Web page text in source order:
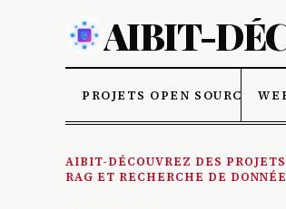
AIBIT-
PROJETS OPEN SOURCE
AIBIT-DÉCOUVREZ DES
RAG ET RECHERCHE DE